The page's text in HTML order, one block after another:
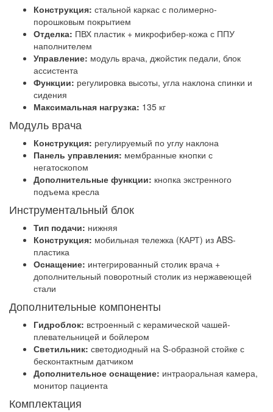
Конструкция: стальной каркас с полимерно-
порошковым покрытием
Отделка: ПВХ пластик + микрофибер-кожа с ППУ
наполнителем
Управление: модуль врача, джойстик педали, блок
ассистента
Функции: регулировка высоты, угла наклона спинки и
сидения
Максимальная нагрузка: 135 кг
Модуль врача
Конструкция: регулируемый по углу наклона
Панель управления: мембранные кнопки с
негатоскопом
Дополнительные функции: кнопка экстренного
подъема кресла
Инструментальный блок
Тип подачи: нижняя
Конструкция: мобильная тележка (КАРТ) из ABS-
пластика
Оснащение: интегрированный столик врача +
дополнительный поворотный столик из нержавеющей
стали
Дополнительные компоненты
Гидроблок: встроенный с керамической чашей-
плевательницей и бойлером
Светильник: светодиодный на S-образной стойке с
бесконтактным датчиком
Дополнительное оснащение: интраоральная камера,
монитор пациента
Комплектация